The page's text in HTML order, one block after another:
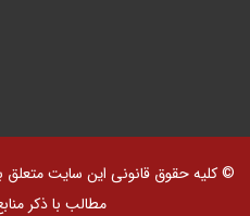
© کلیه حقوق قانونی این سایت متعلق
مطالب با ذکر